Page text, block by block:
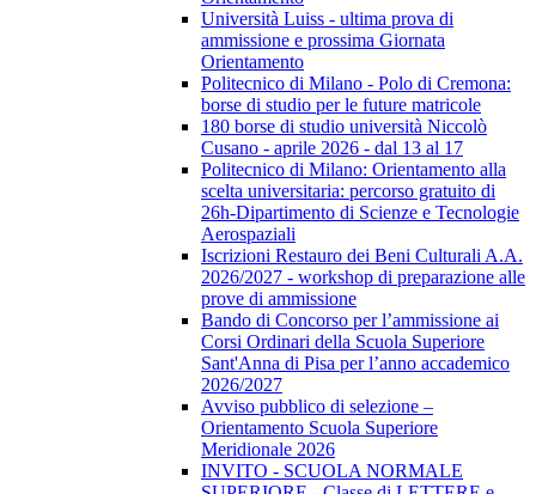
Università Luiss - ultima prova di
ammissione e prossima Giornata
Orientamento
Politecnico di Milano - Polo di Cremona:
borse di studio per le future matricole
180 borse di studio università Niccolò
Cusano - aprile 2026 - dal 13 al 17
Politecnico di Milano: Orientamento alla
scelta universitaria: percorso gratuito di
26h-Dipartimento di Scienze e Tecnologie
Aerospaziali
Iscrizioni Restauro dei Beni Culturali A.A.
2026/2027 - workshop di preparazione alle
prove di ammissione
Bando di Concorso per l’ammissione ai
Corsi Ordinari della Scuola Superiore
Sant'Anna di Pisa per l’anno accademico
2026/2027
Avviso pubblico di selezione –
Orientamento Scuola Superiore
Meridionale 2026
INVITO - SCUOLA NORMALE